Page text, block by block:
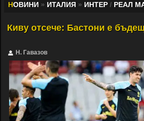
НОВИНИ » ИТАЛИЯ » ИНТЕР / РЕАЛ
Киву отсече: Бастони е
Н. Гавазов